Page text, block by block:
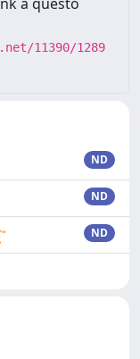
11390/1289
ND
ND
ND